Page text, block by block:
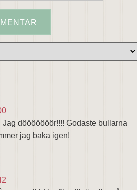
Jag dööööööör!!!! Godaste bullarna
jag baka igen!